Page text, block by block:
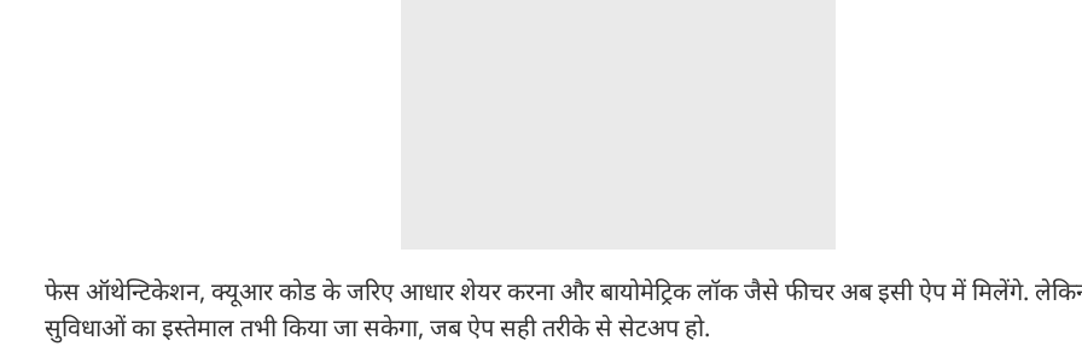
फेस ऑथेन्टिकेशन, क्यूआर कोड के जरिए आधार शेयर करना और बायोमेट्रिक लॉक जैसे फीचर अब इसी ऐप में मिलेंगे.
सुविधाओं का इस्तेमाल तभी किया जा सकेगा, जब ऐप सही तरीके से सेटअप हो.